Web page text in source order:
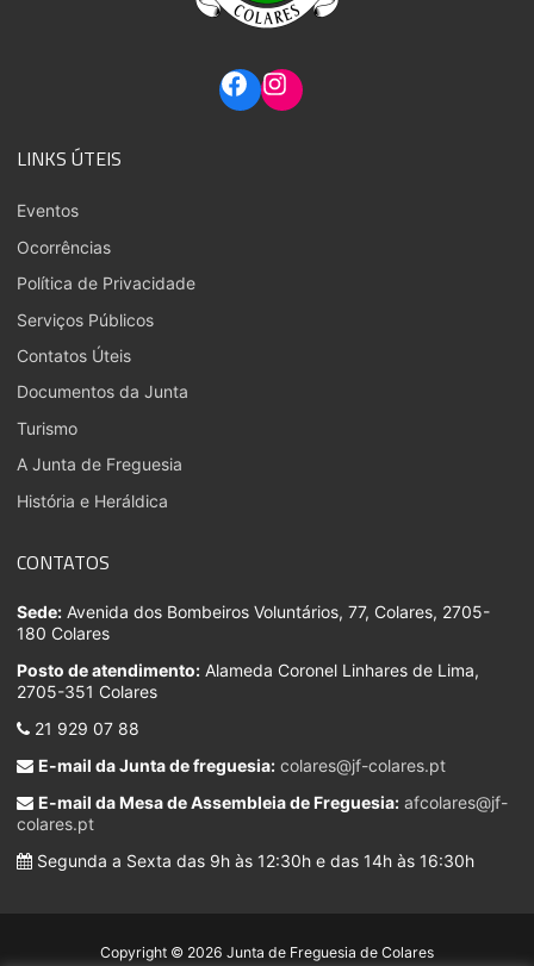
LINKS ÚTEIS
Eventos
Ocorrências
Política de Privacidade
Serviços Públicos
Contatos Úteis
Documentos da Junta
Turismo
A Junta de Freguesia
História e Heráldica
CONTATOS
Sede: Avenida dos Bombeiros Voluntários, 77, Colares, 2705-
180 Colares
Posto de atendimento: Alameda Coronel Linhares de Lima,
2705-351 Colares
21 929 07 88
E-mail da Junta de freguesia: colares@jf-colares.pt
E-mail da Mesa de Assembleia de Freguesia: afcolares@jf-
colares.pt
Segunda a Sexta das 9h às 12:30h e das 14h às 16:30h
Copyright © 2026 Junta de Freguesia de Colares